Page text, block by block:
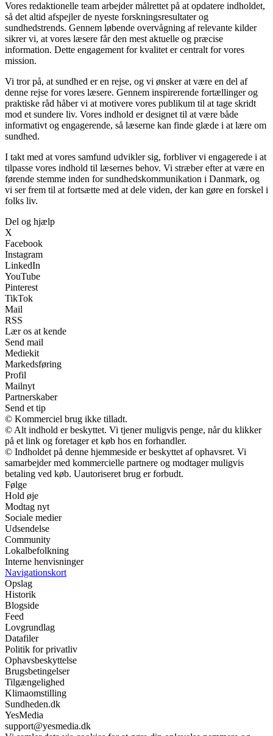
Vores redaktionelle team arbejder målrettet på at opdatere indholdet,
så det altid afspejler de nyeste forskningsresultater og
sundhedstrends. Gennem løbende overvågning af relevante kilder
sikrer vi, at vores læsere får den mest aktuelle og præcise
information. Dette engagement for kvalitet er centralt for vores
mission.
Vi tror på, at sundhed er en rejse, og vi ønsker at være en del af
denne rejse for vores læsere. Gennem inspirerende fortællinger og
praktiske råd håber vi at motivere vores publikum til at tage skridt
mod et sundere liv. Vores indhold er designet til at være både
informativt og engagerende, så læserne kan finde glæde i at lære om
sundhed.
I takt med at vores samfund udvikler sig, forbliver vi engagerede i at
tilpasse vores indhold til læsernes behov. Vi stræber efter at være en
førende stemme inden for sundhedskommunikation i Danmark, og
vi ser frem til at fortsætte med at dele viden, der kan gøre en forskel i
folks liv.
Del og hjælp
X
Facebook
Instagram
LinkedIn
YouTube
Pinterest
TikTok
Mail
RSS
Lær os at kende
Send mail
Mediekit
Markedsføring
Profil
Mailnyt
Partnerskaber
Send et tip
© Kommerciel brug ikke tilladt.
© Alt indhold er beskyttet. Vi tjener muligvis penge, når du klikker
på et link og foretager et køb hos en forhandler.
© Indholdet på denne hjemmeside er beskyttet af ophavsret. Vi
samarbejder med kommercielle partnere og modtager muligvis
betaling ved køb. Uautoriseret brug er forbudt.
Følge
Hold øje
Modtag nyt
Sociale medier
Udsendelse
Community
Lokalbefolkning
Interne henvisninger
Navigationskort
Opslag
Historik
Blogside
Feed
Lovgrundlag
Datafiler
Politik for privatliv
Ophavsbeskyttelse
Brugsbetingelser
Tilgængelighed
Klimaomstilling
Sundheden.dk
YesMedia
support@yesmedia.dk